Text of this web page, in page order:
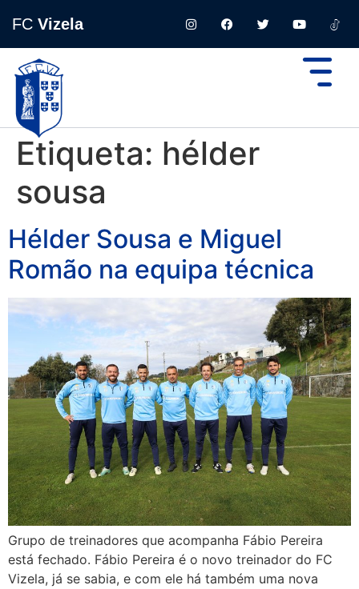
FC Vizela
Etiqueta: hélder
sousa
Hélder Sousa e Miguel
Romão na equipa técnica
Grupo de treinadores que acompanha Fábio Pereira
está fechado. Fábio Pereira é o novo treinador do FC
Vizela, já se sabia, e com ele há também uma nova